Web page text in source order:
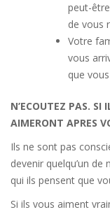
peut-
de vous
Votre
vous
que
N’ECOUTEZ PAS. SI
AIMERONT APRES
Ils ne sont pas
devenir quelqu’un
qui ils pensent que
Si ils vous aiment